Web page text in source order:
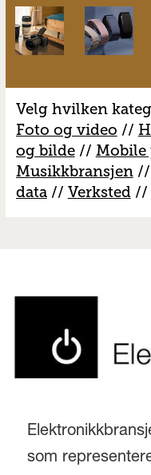
Velg hvilken
Foto og video //
og bilde// Mobile
Musikkbransjen//
data// Verksted//
som